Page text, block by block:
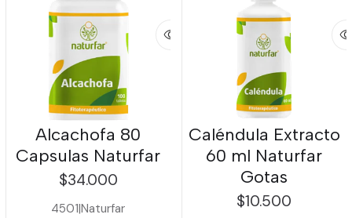
Alcachofa 80
Capsulas Naturfar
$34.000
4501|Naturfar
Caléndula Extracto
60 ml Naturfar
Gotas
$10.500